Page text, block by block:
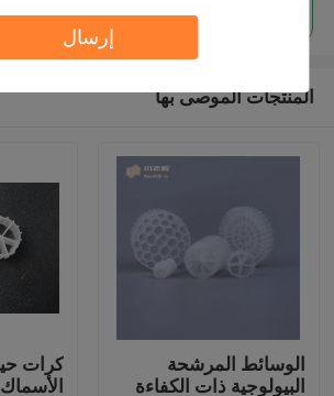
إرسال
المنتجات الموصى بها
الوسائط المرشحة
البيولوجية ذات الكفاءة
كرات